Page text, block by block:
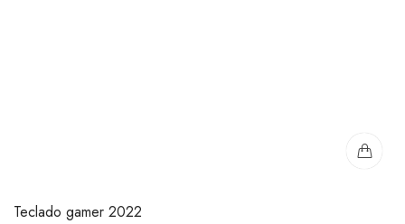
Teclado gamer 2022